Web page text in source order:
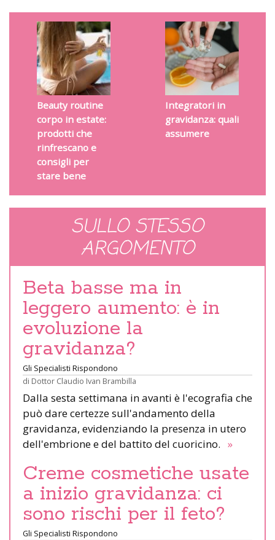
Beauty routine
corpo in estate:
prodotti che
rinfrescano e
consigli per
stare bene
Integratori in
gravidanza: quali
assumere
SULLO STESSO
ARGOMENTO
Beta basse ma in
leggero aumento: è in
evoluzione la
gravidanza?
Gli Specialisti Rispondono
di Dottor Claudio Ivan Brambilla
Dalla sesta settimana in avanti è l'ecografia che
può dare certezze sull'andamento della
gravidanza, evidenziando la presenza in utero
dell'embrione e del battito del cuoricino. »
Creme cosmetiche usate
a inizio gravidanza: ci
sono rischi per il feto?
Gli Specialisti Rispondono